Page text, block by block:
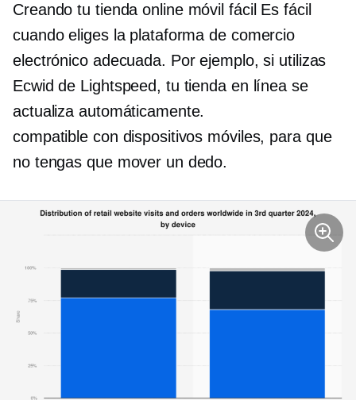
Creando tu tienda online móvil fácil Es fácil
cuando eliges la plataforma de comercio
electrónico adecuada. Por ejemplo, si utilizas
Ecwid de Lightspeed, tu tienda en línea se
actualiza automáticamente.
compatible con dispositivos móviles, para que
no tengas que mover un dedo.